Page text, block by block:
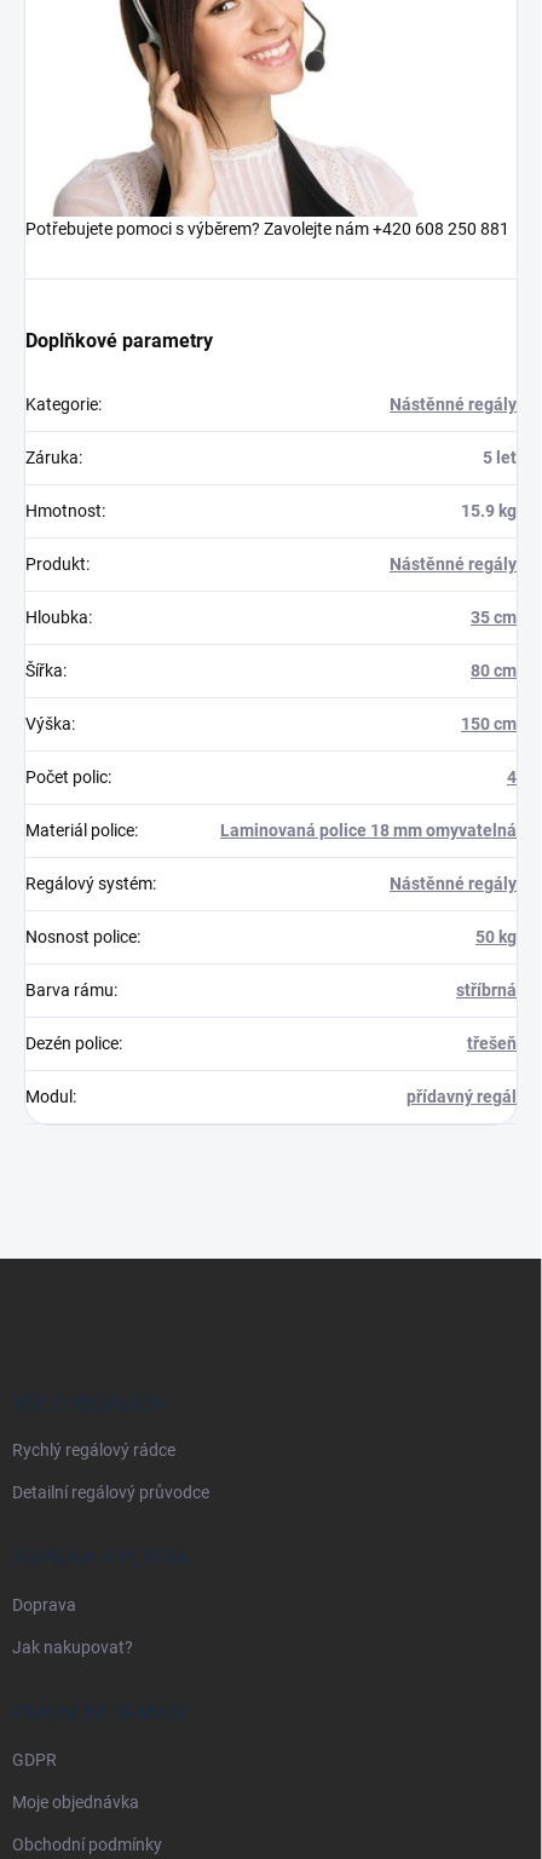
Potřebujete pomoci s výběrem? Zavolejte nám +420 608 250 881
Doplňkové parametry
Kategorie: Nástěnné regály
Záruka: 5 let
Hmotnost: 15.9 kg
Produkt: Nástěnné regály
Hloubka: 35 cm
Šířka: 80 cm
Výška: 150 cm
Počet polic: 4
Materiál police: Laminovaná police 18 mm omyvatelná
Regálový systém: Nástěnné regály
Nosnost police: 50 kg
Barva rámu: stříbrná
Dezén police: třešeň
Modul : přídavný regál
VŠE O REGÁLECH
Rychlý regálový rádce
Detailní regálový průvodce
DOPRAVA A PLATBA
Doprava
Jak nakupovat?
PRÁVNÍ INFORMACE
GDPR
Moje objednávka
Obchodní podmínky